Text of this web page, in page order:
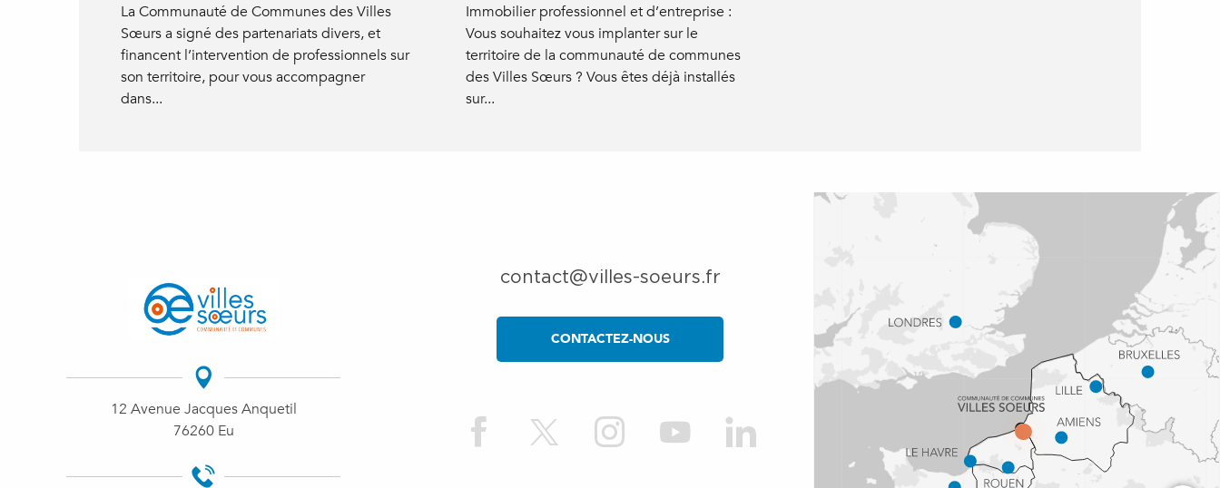
La Communauté de Communes des Villes
Sœurs a signé des partenariats divers, et
financent l’intervention de professionnels sur
son territoire, pour vous accompagner
dans...
Immobilier professionnel et d’entreprise :
Vous souhaitez vous implanter sur le
territoire de la communauté de communes
des Villes Sœurs ? Vous êtes déjà installés
sur...
12 Avenue Jacques Anquetil
76260 Eu
contact@villes-soeurs.fr
CONTACTEZ-NOUS